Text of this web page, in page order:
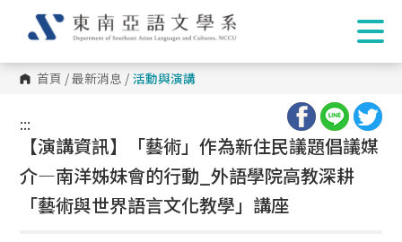
首頁 /最新消息 / 活動與演講
:::
【演講資訊】「藝術」作為新住民議題倡議媒
介—南洋姊妹會的行動_外語學院高教深耕
「藝術與世界語言文化教學」講座